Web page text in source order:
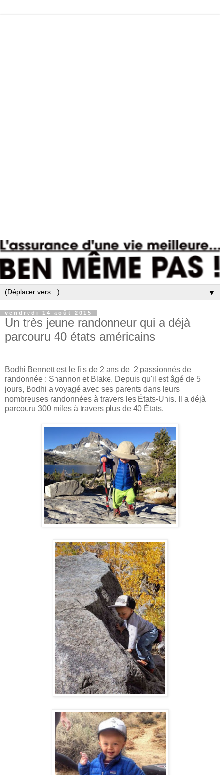
▼
vendredi 14 août 2015
Un très jeune randonneur qui a déjà
parcouru 40 états américains
Bodhi Bennett est le fils de 2 ans de 2 passionnés de
randonnée : Shannon et Blake. Depuis qu'il est âgé de 5
jours, Bodhi a voyagé avec ses parents dans leurs
nombreuses randonnées à travers les États-Unis. Il a déjà
parcouru 300 miles à travers plus de 40 États.